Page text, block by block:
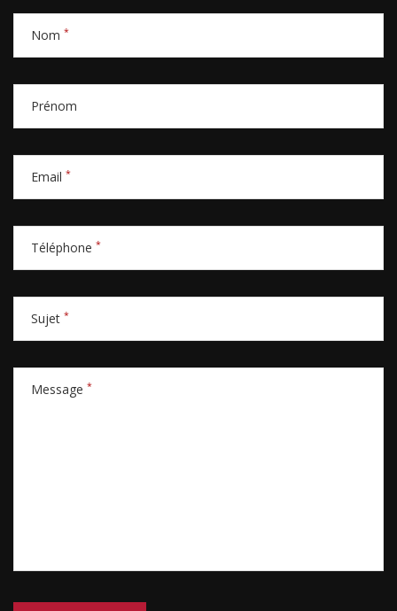
Nom *
Prénom
Email *
Téléphone *
Sujet *
Message *